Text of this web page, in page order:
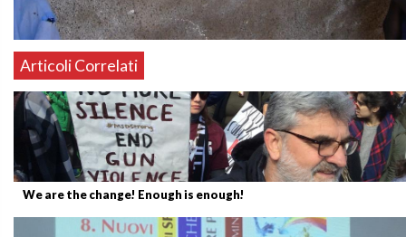
Articoli Correlati
We are the change! Enough is enough!